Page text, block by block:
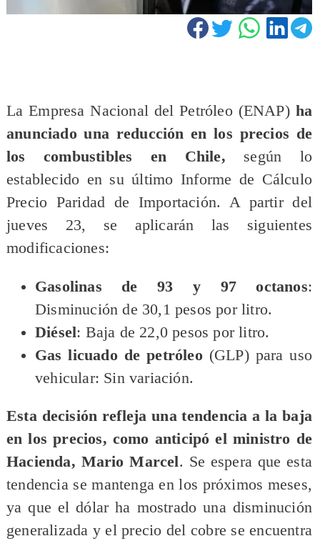
La Empresa Nacional del Petróleo (ENAP) ha
anunciado una reducción en los precios de
los combustibles en Chile, según lo
establecido en su último Informe de Cálculo
Precio Paridad de Importación. A partir del
jueves 23, se aplicarán las siguientes
modificaciones:
Gasolinas de 93 y 97 octanos:
Disminución de 30,1 pesos por litro.
Diésel: Baja de 22,0 pesos por litro.
Gas licuado de petróleo (GLP) para uso
vehicular: Sin variación.
Esta decisión refleja una tendencia a la baja
en los precios, como anticipó el ministro de
Hacienda, Mario Marcel. Se espera que esta
tendencia se mantenga en los próximos meses,
ya que el dólar ha mostrado una disminución
generalizada y el precio del cobre se encuentra